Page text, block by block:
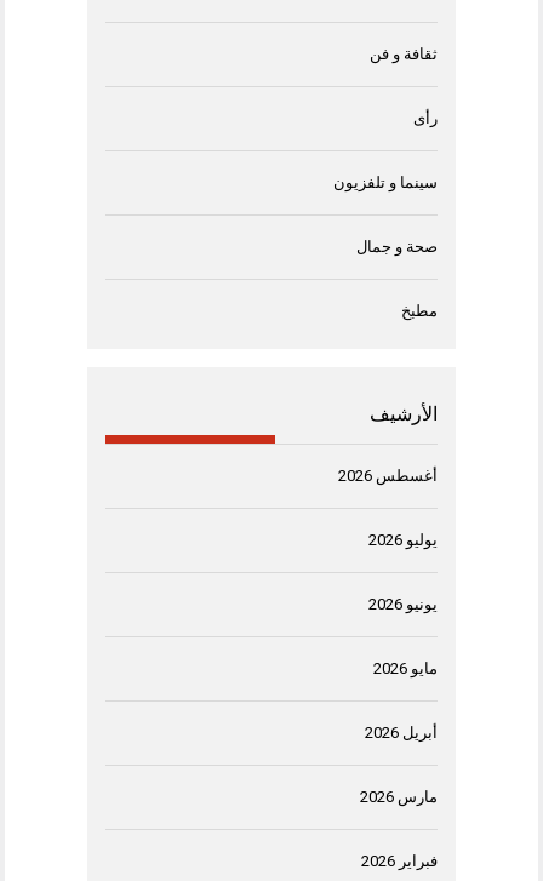
ثقافة و فن
رأى
سينما و تلفزيون
صحة و جمال
مطبخ
الأرشيف
أغسطس 2026
يوليو 2026
يونيو 2026
مايو 2026
أبريل 2026
مارس 2026
فبراير 2026